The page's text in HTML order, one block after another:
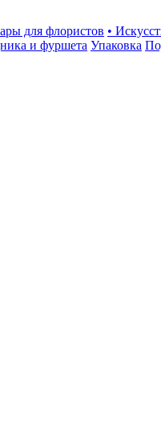
для флористов •
и фуршета Упаковка